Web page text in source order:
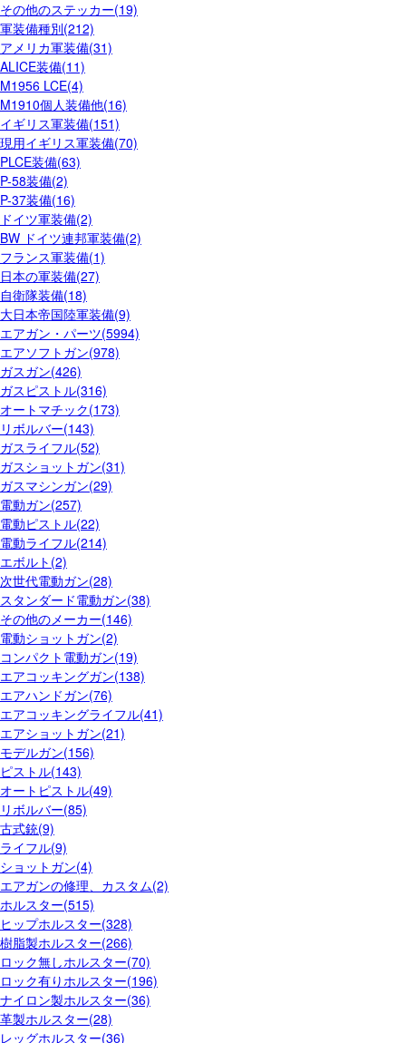
その他のステッカー(19)
軍装備種別(212)
アメリカ軍装備(31)
ALICE装備(11)
M1956 LCE(4)
M1910個人装備他(16)
イギリス軍装備(151)
現用イギリス軍装備(70)
PLCE装備(63)
P-58装備(2)
P-37装備(16)
ドイツ軍装備(2)
BW ドイツ連邦軍装備(2)
フランス軍装備(1)
日本の軍装備(27)
自衛隊装備(18)
大日本帝国陸軍装備(9)
エアガン・パーツ(5994)
エアソフトガン(978)
ガスガン(426)
ガスピストル(316)
オートマチック(173)
リボルバー(143)
ガスライフル(52)
ガスショットガン(31)
ガスマシンガン(29)
電動ガン(257)
電動ピストル(22)
電動ライフル(214)
エボルト(2)
次世代電動ガン(28)
スタンダード電動ガン(38)
その他のメーカー(146)
電動ショットガン(2)
コンパクト電動ガン(19)
エアコッキングガン(138)
エアハンドガン(76)
エアコッキングライフル(41)
エアショットガン(21)
モデルガン(156)
ピストル(143)
オートピストル(49)
リボルバー(85)
古式銃(9)
ライフル(9)
ショットガン(4)
エアガンの修理、カスタム(2)
ホルスター(515)
ヒップホルスター(328)
樹脂製ホルスター(266)
ロック無しホルスター(70)
ロック有りホルスター(196)
ナイロン製ホルスター(36)
革製ホルスター(28)
レッグホルスター(36)